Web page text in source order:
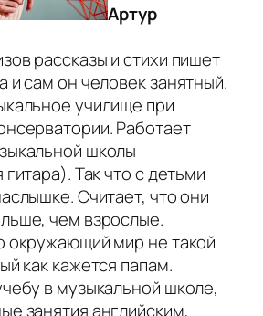
Артур
рассказы и стихи пишет
сам он человек занятный.
училище при
Работает
школы
гитара). Так что с детьми
Считает, что они
чем взрослые.
окружающий мир не такой
как кажется папам.
в музыкальной школе,
занятия английским,